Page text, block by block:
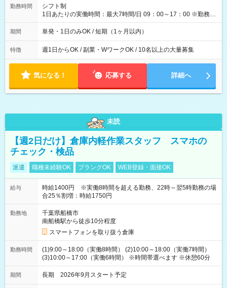
間】試用期間なし
勤務時間
シフト制
1日あたりの実働時間：最大7時間/日 09：00～17：00 ※勤務時
間は 試験により異なります。
期間 単発・1日のみOK / 短期（1ヶ月以内）
特徴 週1日からOK / 副業・WワークOK / 10名以上の大量募集
気になる！ 応募する 詳細へ
未読
【週2日だけ】倉庫内軽作業スタッフ スマホの
チェック・検品
派遣 職種未経験OK ブランクOK WEB登録・面接OK
給与
時給1400円 ※実働8時間を超える勤務、22時～翌5時勤務の場
合25％割増：時給1750円
勤務地
千葉県船橋市
南船橋駅から徒歩10分程度
スマートフォンを取り扱う倉庫
勤務時間
(1)9:00～18:00（実働8時間） (2)10:00～18:00（実働7時間）
(3)10:00～17:00（実働6時間） ※時間帯選べます ※休憩60分
期間 長期 2026年9月スタート予定